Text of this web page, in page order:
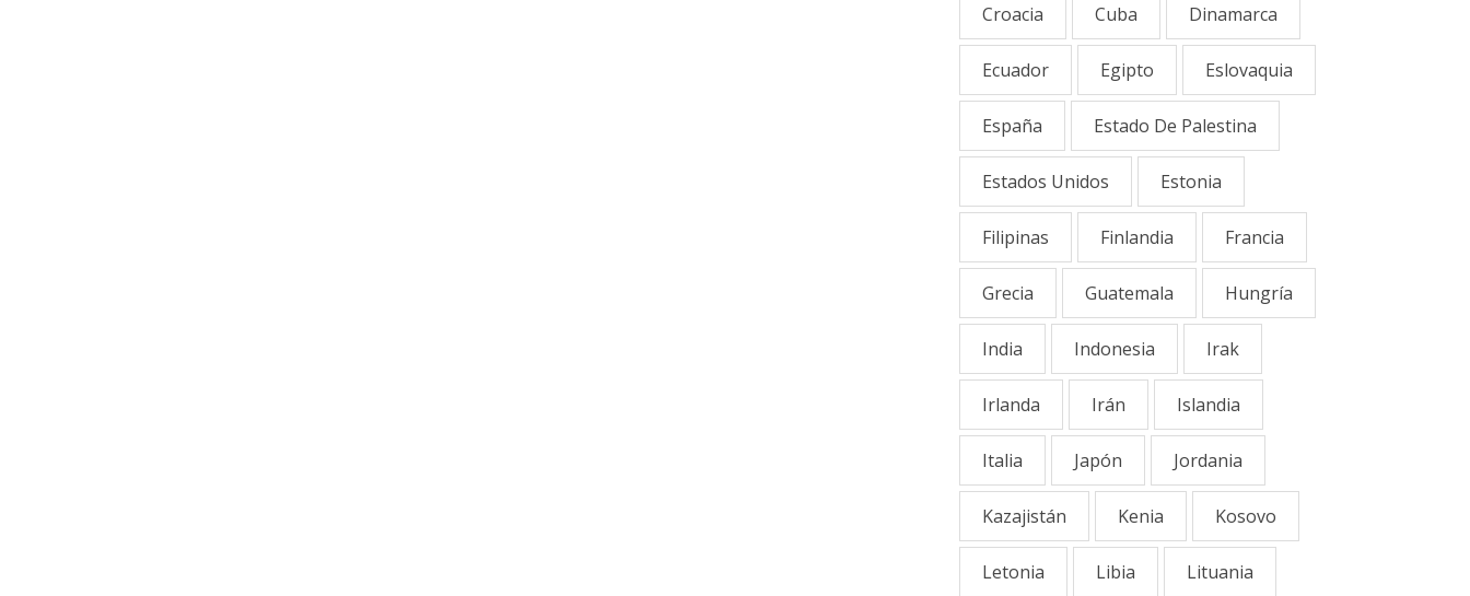
Croacia Cuba Dinamarca
Ecuador Egipto Eslovaquia
España Estado De Palestina
Estados Unidos Estonia
Filipinas Finlandia Francia
Grecia Guatemala Hungría
India Indonesia Irak
Irlanda Irán Islandia
Italia Japón Jordania
Kazajistán Kenia Kosovo
Letonia Libia Lituania